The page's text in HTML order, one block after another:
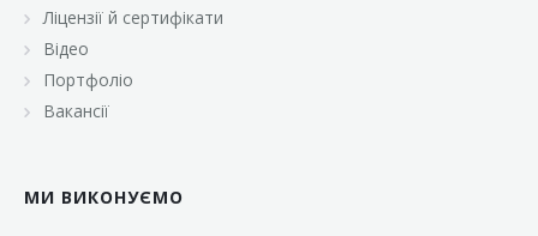
Ліцензії й сертифікати
Відео
Портфоліо
Вакансії
МИ ВИКОНУЄМО